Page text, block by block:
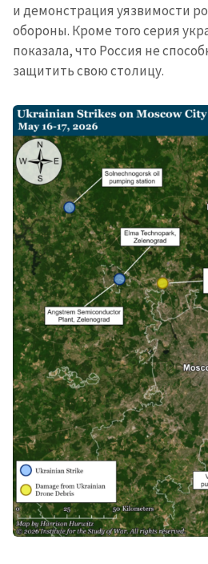
и демонстрация уязвимости
обороны. Кроме того серия
показала, что Россия не
защитить свою столицу.